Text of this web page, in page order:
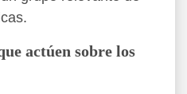
actúen sobre los